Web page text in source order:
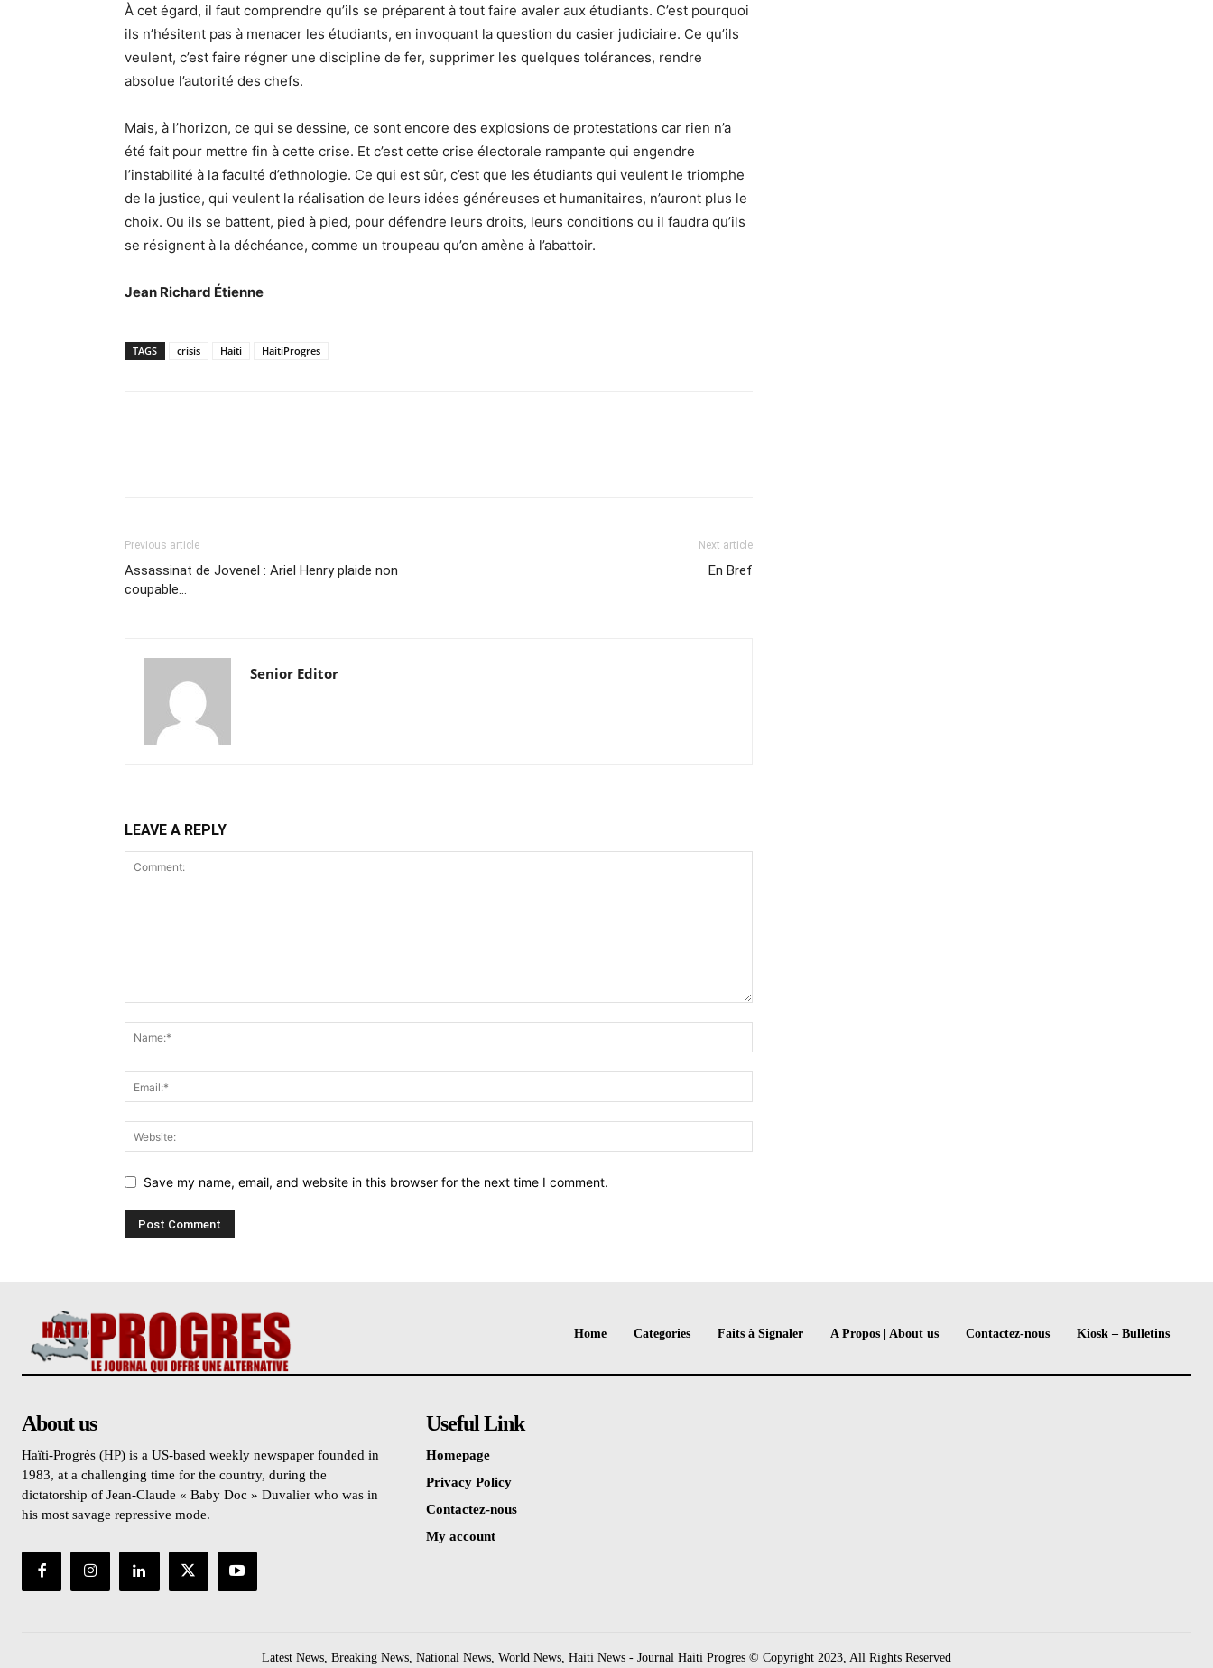
À cet égard, il faut comprendre qu’ils se préparent à tout faire avaler aux étudiants. C’est pourquoi
ils n’hésitent pas à menacer les étudiants, en invoquant la question du casier judiciaire. Ce qu’ils
veulent, c’est faire régner une discipline de fer, supprimer les quelques tolérances, rendre
absolue l’autorité des chefs.
Mais, à l’horizon, ce qui se dessine, ce sont encore des explosions de protestations car rien n’a
été fait pour mettre fin à cette crise. Et c’est cette crise électorale rampante qui engendre
l’instabilité à la faculté d’ethnologie. Ce qui est sûr, c’est que les étudiants qui veulent le triomphe
de la justice, qui veulent la réalisation de leurs idées généreuses et humanitaires, n’auront plus le
choix. Ou ils se battent, pied à pied, pour défendre leurs droits, leurs conditions ou il faudra qu’ils
se résignent à la déchéance, comme un troupeau qu’on amène à l’abattoir.
Jean Richard Étienne
TAGS crisis Haiti HaitiProgres
Previous article
Assassinat de Jovenel : Ariel Henry plaide non
coupable…
Next article
En Bref
Senior Editor
LEAVE A REPLY
Save my name, email, and website in this browser for the next time I comment.
Home Categories Faits à Signaler A Propos | About us Contactez-nous Kiosk – Bulletins
About us
Haïti-Progrès (HP) is a US-based weekly newspaper founded in
1983, at a challenging time for the country, during the
dictatorship of Jean-Claude « Baby Doc » Duvalier who was in
his most savage repressive mode.
Useful Link
Homepage
Privacy Policy
Contactez-nous
My account
Latest News, Breaking News, National News, World News, Haiti News - Journal Haiti Progres © Copyright 2023, All Rights Reserved